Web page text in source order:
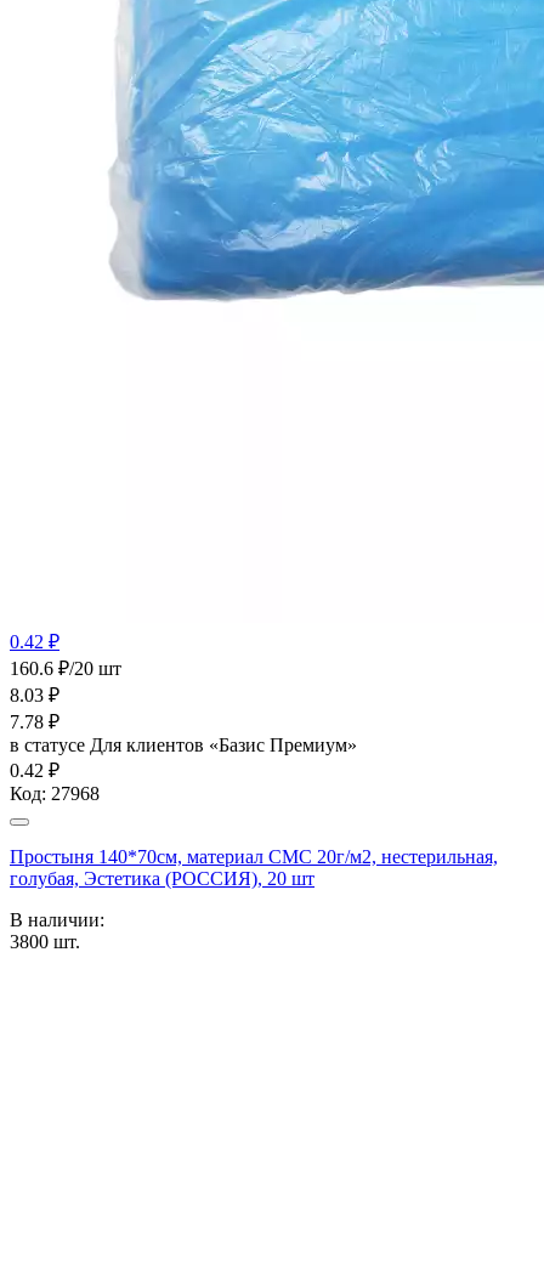
0.42 ₽
160.6 ₽/20 шт
8.03 ₽
7.78 ₽
в статусе Для клиентов «Базис Премиум»
0.42 ₽
Код: 27968
Простыня 140*70см, материал СМС 20г/м2, нестерильная,
голубая, Эстетика (РОССИЯ), 20 шт
В наличии:
3800 шт.